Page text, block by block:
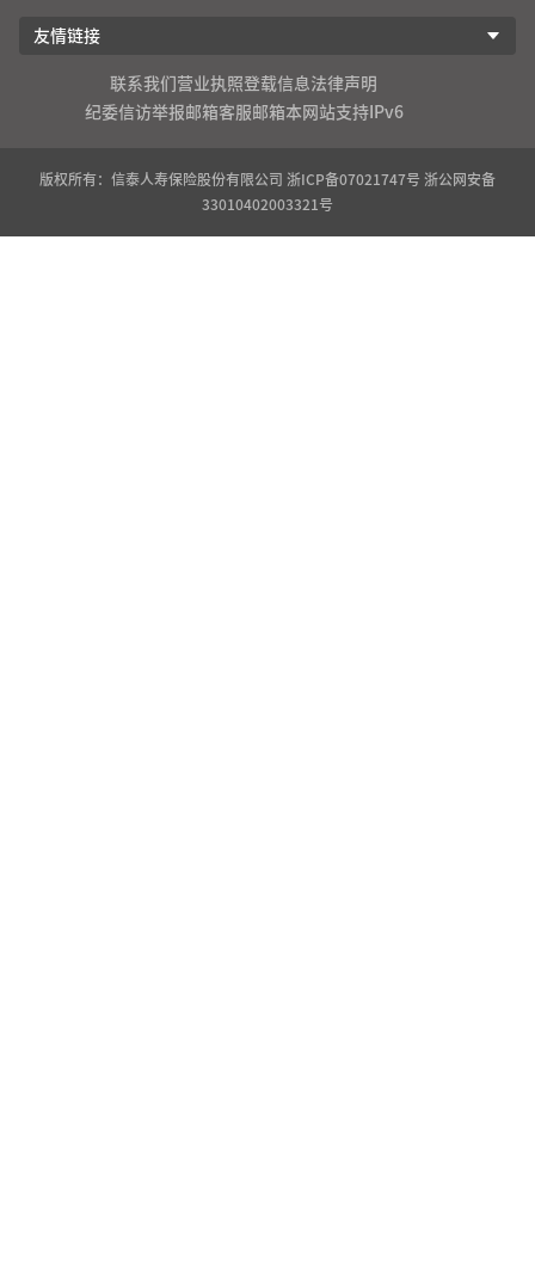
友情链接
联系我们 营业执照登载信息法律声明
纪委信访举报邮箱客服邮箱本网站支持IPv6
版权所有：信泰人寿保险股份有限公司 浙ICP备07021747号 浙公网安备
33010402003321号